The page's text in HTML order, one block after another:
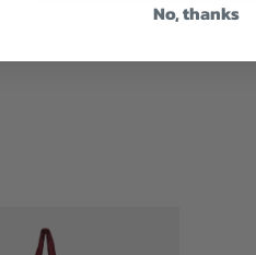
No, thanks